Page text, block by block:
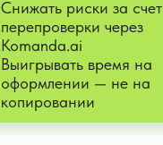
Снижать риски за счет
перепроверки через
Komanda.ai
Выигрывать время на
оформлении — не на
копировании